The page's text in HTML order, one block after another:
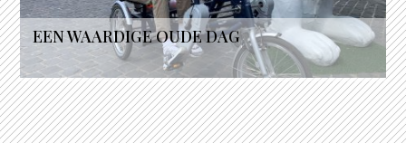
EEN WAARDIGE OUDE DAG